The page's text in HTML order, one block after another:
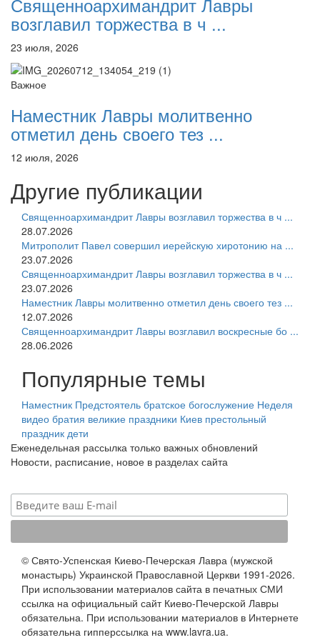
возглавил торжества в ч ...
23 июля, 2026
Важное
Наместник Лавры молитвенно
отметил день своего тез ...
12 июля, 2026
Другие публикации
Священноархимандрит Лавры возглавил торжества в ч ...
28.07.2026
Митрополит Павел совершил иерейскую хиротонию на ...
23.07.2026
Священноархимандрит Лавры возглавил торжества в ч ...
23.07.2026
Наместник Лавры молитвенно отметил день своего тез ...
12.07.2026
Священноархимандрит Лавры возглавил воскресные бо ...
28.06.2026
Популярные темы
Наместник Предстоятель братское богослужение Неделя
видео братия великие праздники Киев престольный
праздник дети
Еженедельная рассылка только важных обновлений
Новости, расписание, новое в разделах сайта
© Свято-Успенская Киево-Печерская Лавра (мужской
монастырь) Украинской Православной Церкви 1991-2026.
При использовании материалов сайта в печатных СМИ
ссылка на официальный сайт Киево-Печерской Лавры
обязательна. При использовании материалов в Интернете
обязательна гипперссылка на www.lavra.ua.